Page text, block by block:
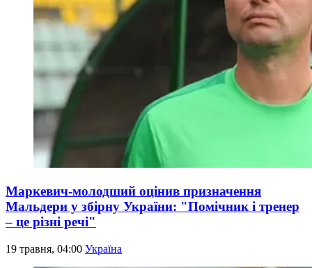
Маркевич-молодший оцінив призначення
Мальдери у збірну України: "Помічник і тренер
– це різні речі"
19 травня, 04:00 Україна